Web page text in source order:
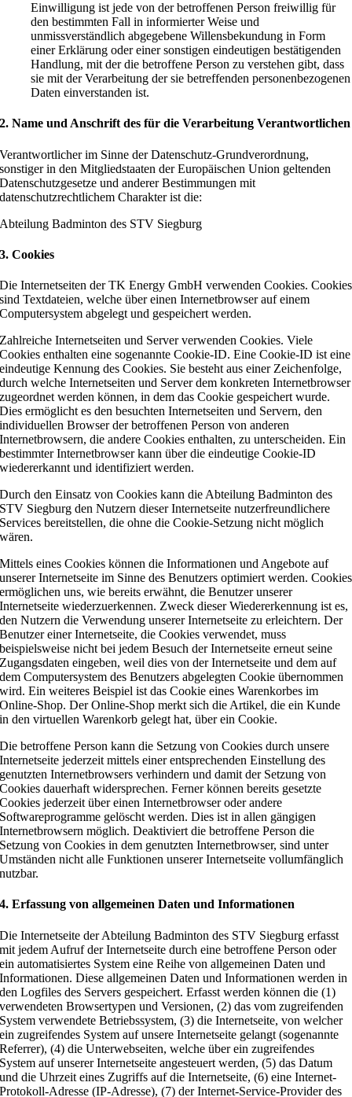
Einwilligung ist jede von der betroffenen Person freiwillig für
den bestimmten Fall in informierter Weise und
unmissverständlich abgegebene Willensbekundung in Form
einer Erklärung oder einer sonstigen eindeutigen bestätigenden
Handlung, mit der die betroffene Person zu verstehen gibt, dass
sie mit der Verarbeitung der sie betreffenden personenbezogenen
Daten einverstanden ist.
2. Name und Anschrift des für die Verarbeitung Verantwortlichen
Verantwortlicher im Sinne der Datenschutz-Grundverordnung,
sonstiger in den Mitgliedstaaten der Europäischen Union geltenden
Datenschutzgesetze und anderer Bestimmungen mit
datenschutzrechtlichem Charakter ist die:
Abteilung Badminton des STV Siegburg
3. Cookies
Die Internetseiten der TK Energy GmbH verwenden Cookies. Cookies
sind Textdateien, welche über einen Internetbrowser auf einem
Computersystem abgelegt und gespeichert werden.
Zahlreiche Internetseiten und Server verwenden Cookies. Viele
Cookies enthalten eine sogenannte Cookie-ID. Eine Cookie-ID ist eine
eindeutige Kennung des Cookies. Sie besteht aus einer Zeichenfolge,
durch welche Internetseiten und Server dem konkreten Internetbrowser
zugeordnet werden können, in dem das Cookie gespeichert wurde.
Dies ermöglicht es den besuchten Internetseiten und Servern, den
individuellen Browser der betroffenen Person von anderen
Internetbrowsern, die andere Cookies enthalten, zu unterscheiden. Ein
bestimmter Internetbrowser kann über die eindeutige Cookie-ID
wiedererkannt und identifiziert werden.
Durch den Einsatz von Cookies kann die Abteilung Badminton des
STV Siegburg den Nutzern dieser Internetseite nutzerfreundlichere
Services bereitstellen, die ohne die Cookie-Setzung nicht möglich
wären.
Mittels eines Cookies können die Informationen und Angebote auf
unserer Internetseite im Sinne des Benutzers optimiert werden. Cookies
ermöglichen uns, wie bereits erwähnt, die Benutzer unserer
Internetseite wiederzuerkennen. Zweck dieser Wiedererkennung ist es,
den Nutzern die Verwendung unserer Internetseite zu erleichtern. Der
Benutzer einer Internetseite, die Cookies verwendet, muss
beispielsweise nicht bei jedem Besuch der Internetseite erneut seine
Zugangsdaten eingeben, weil dies von der Internetseite und dem auf
dem Computersystem des Benutzers abgelegten Cookie übernommen
wird. Ein weiteres Beispiel ist das Cookie eines Warenkorbes im
Online-Shop. Der Online-Shop merkt sich die Artikel, die ein Kunde
in den virtuellen Warenkorb gelegt hat, über ein Cookie.
Die betroffene Person kann die Setzung von Cookies durch unsere
Internetseite jederzeit mittels einer entsprechenden Einstellung des
genutzten Internetbrowsers verhindern und damit der Setzung von
Cookies dauerhaft widersprechen. Ferner können bereits gesetzte
Cookies jederzeit über einen Internetbrowser oder andere
Softwareprogramme gelöscht werden. Dies ist in allen gängigen
Internetbrowsern möglich. Deaktiviert die betroffene Person die
Setzung von Cookies in dem genutzten Internetbrowser, sind unter
Umständen nicht alle Funktionen unserer Internetseite vollumfänglich
nutzbar.
4. Erfassung von allgemeinen Daten und Informationen
Die Internetseite der Abteilung Badminton des STV Siegburg erfasst
mit jedem Aufruf der Internetseite durch eine betroffene Person oder
ein automatisiertes System eine Reihe von allgemeinen Daten und
Informationen. Diese allgemeinen Daten und Informationen werden in
den Logfiles des Servers gespeichert. Erfasst werden können die (1)
verwendeten Browsertypen und Versionen, (2) das vom zugreifenden
System verwendete Betriebssystem, (3) die Internetseite, von welcher
ein zugreifendes System auf unsere Internetseite gelangt (sogenannte
Referrer), (4) die Unterwebseiten, welche über ein zugreifendes
System auf unserer Internetseite angesteuert werden, (5) das Datum
und die Uhrzeit eines Zugriffs auf die Internetseite, (6) eine Internet-
Protokoll-Adresse (IP-Adresse), (7) der Internet-Service-Provider des